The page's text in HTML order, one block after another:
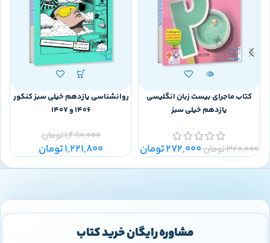
کتاب ماجرای بیست زبان انگلیسی
یازدهم خیلی سبز
320,000تومان272,000تومان
روانشناسی یازدهم خیلی سبز کنکور
1406 و 1407
1,490,000تومان
1,221,800تومان
مشاوره رایگان خرید کتاب